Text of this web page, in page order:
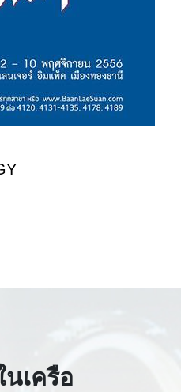
เครือ